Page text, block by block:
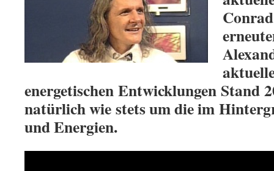
energetischen Entwicklungen Stand
natürlich wie stets um die im
und Energien.